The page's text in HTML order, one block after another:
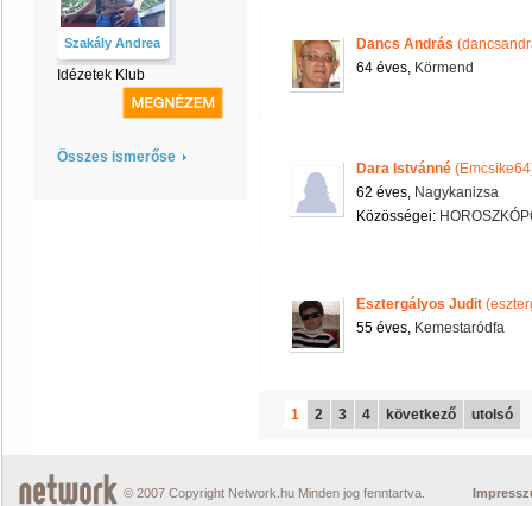
Szakály Andrea
Idézetek Klub
Összes ismerőse
Dancs András
64 éves, Körmend
Dara Istvánné
62 éves, Nagykanizsa
Közösségei:
Esztergályos Judit
55 éves, Kemestaródfa
1 2 3 4 következő utolsó
© 2007 Copyright Network.hu Minden jog fenntartva.